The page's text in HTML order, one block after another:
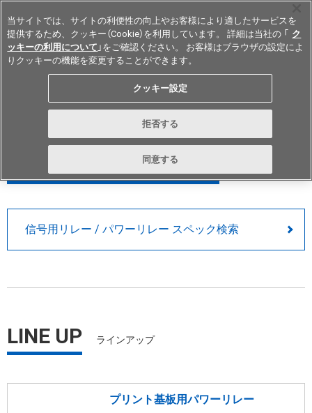
Japan
パワーリレー
PARAMETRIC SEARCH
信号用リレー / パワーリレー スペック検索
LINE UP ラインアップ
プリント基板用パワーリレー
当サイトでは、サイトの利便性の向上やお客様により適したサービスを
提供するため、クッキー（Cookie）を利用しています。 詳細は当社の 「 ク
ッキーの利用について 」をご確認ください。 お客様はブラウザの設定によ
りクッキーの機能を変更することができます。
クッキー設定
拒否する
同意する